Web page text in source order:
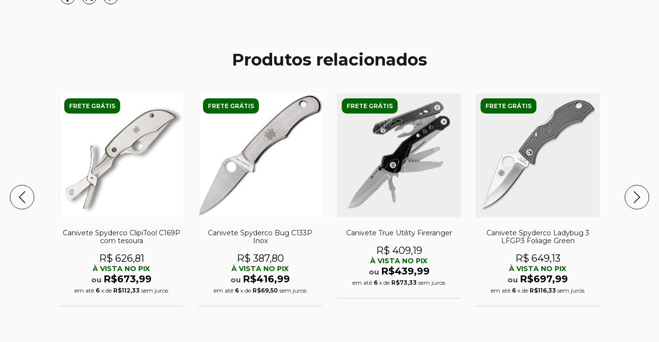
Produtos relacionados
FRETE GRÁTIS
Canivete Spyderco ClipiTool C169P
com tesoura
R$ 626,81
À VISTA NO PIX
ou R$673,99
em até 6 x de R$112,33 sem juros
FRETE GRÁTIS
Canivete Spyderco Bug C133P
Inox
R$ 387,80
À VISTA NO PIX
ou R$416,99
em até 6 x de R$69,50 sem juros
FRETE GRÁTIS
Canivete True Utility Fireranger
R$ 409,19
À VISTA NO PIX
ou R$439,99
em até 6 x de R$73,33 sem juros
FRETE GRÁTIS
Canivete Spyderco Ladybug 3
LFGP3 Foliage Green
R$ 649,13
À VISTA NO PIX
ou R$697,99
em até 6 x de R$116,33 sem juros